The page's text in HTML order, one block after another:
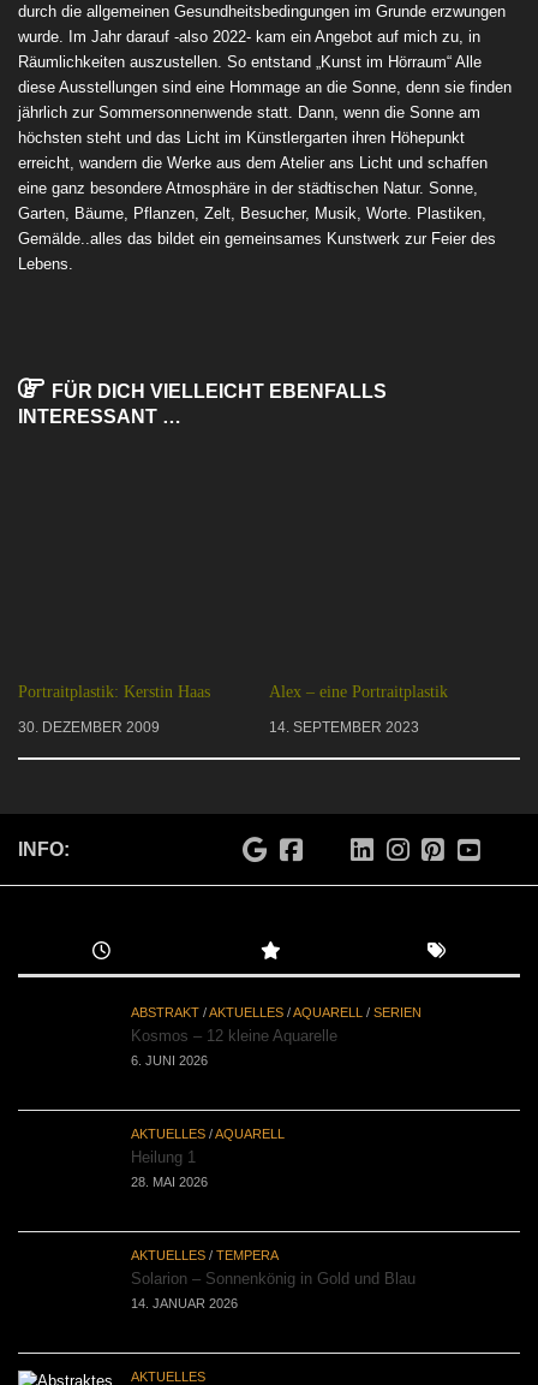
durch die allgemeinen Gesundheitsbedingungen im Grunde erzwungen
wurde. Im Jahr darauf -also 2022- kam ein Angebot auf mich zu, in
Räumlichkeiten auszustellen. So entstand „Kunst im Hörraum“ Alle
diese Ausstellungen sind eine Hommage an die Sonne, denn sie finden
jährlich zur Sommersonnenwende statt. Dann, wenn die Sonne am
höchsten steht und das Licht im Künstlergarten ihren Höhepunkt
erreicht, wandern die Werke aus dem Atelier ans Licht und schaffen
eine ganz besondere Atmosphäre in der städtischen Natur. Sonne,
Garten, Bäume, Pflanzen, Zelt, Besucher, Musik, Worte. Plastiken,
Gemälde..alles das bildet ein gemeinsames Kunstwerk zur Feier des
Lebens.
FÜR DICH VIELLEICHT EBENFALLS
INTERESSANT …
Portraitplastik: Kerstin Haas
30. DEZEMBER 2009
Alex – eine Portraitplastik
14. SEPTEMBER 2023
INFO:
ABSTRAKT /AKTUELLES /AQUARELL / SERIEN
Kosmos – 12 kleine Aquarelle
6. JUNI 2026
AKTUELLES /AQUARELL
Heilung 1
28. MAI 2026
AKTUELLES / TEMPERA
Solarion – Sonnenkönig in Gold und Blau
14. JANUAR 2026
AKTUELLES